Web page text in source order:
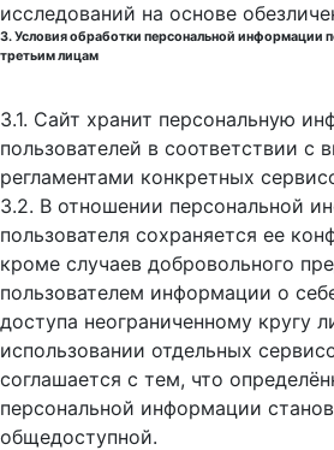
исследований на основе
3. Условия обработки персональной информации
третьим лицам
3.1. Сайт хранит персональную
пользователей в соответствии с
регламентами конкретных
3.2. В отношении персональной
пользователя сохраняется ее
кроме случаев добровольного
пользователем информации о
доступа неограниченному кругу
использовании отдельных
соглашается с тем, что
персональной информации
общедоступной.